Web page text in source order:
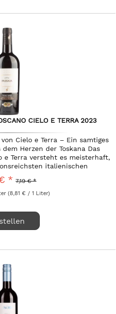
CIELO E TERRA 2023
von Cielo e Terra – Ein samtiges
Herzen der Toskana Das
e Terra versteht es meisterhaft,
italienischen
in...
* 7,19 € *
(8,81 € / 1 Liter)